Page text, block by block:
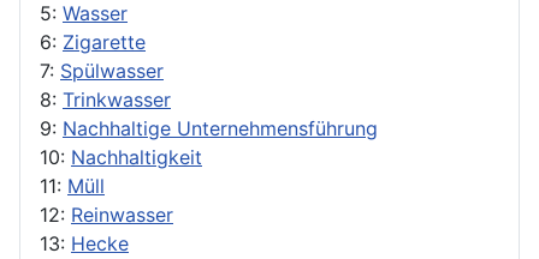
5: Wasser
6: Zigarette
7: Spülwasser
8: Trinkwasser
9: Nachhaltige Unternehmensführung
10: Nachhaltigkeit
11: Müll
12: Reinwasser
13: Hecke